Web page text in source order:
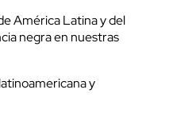
América Latina y del
negra en nuestras
y